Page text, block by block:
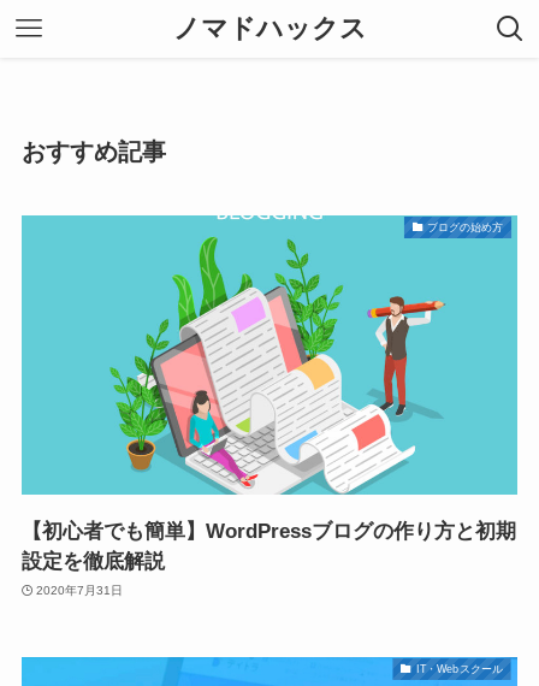
ノマドハックス
おすすめ記事
ブログの始め方
【初心者でも簡単】WordPressブログの作り方と初期
設定を徹底解説
2020年7月31日
IT・Webスクール